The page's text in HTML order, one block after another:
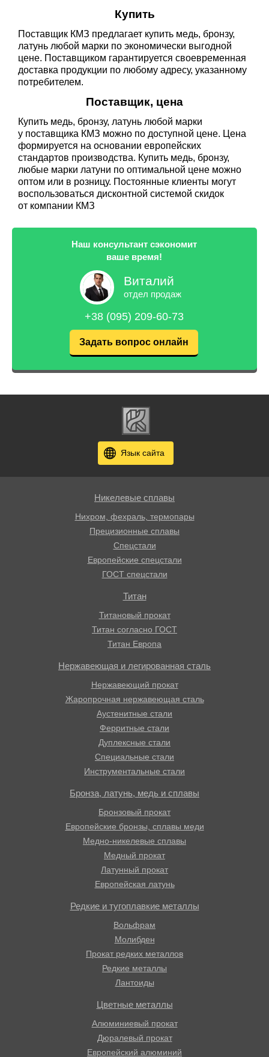
Купить
Поставщик КМЗ предлагает купить медь, бронзу,
латунь любой марки по экономически выгодной
цене. Поставщиком гарантируется своевременная
доставка продукции по любому адресу, указанному
потребителем.
Поставщик, цена
Купить медь, бронзу, латунь любой марки
у поставщика КМЗ можно по доступной цене. Цена
формируется на основании европейских
стандартов производства. Купить медь, бронзу,
любые марки латуни по оптимальной цене можно
оптом или в розницу. Постоянные клиенты могут
воспользоваться дисконтной системой скидок
от компании КМЗ
Наш консультант сэкономит
ваше время!
Виталий
отдел продаж
+38 (095) 209-60-73
Задать вопрос онлайн
Язык сайта
Никелевые сплавы
Нихром, фехраль, термопары
Прецизионные сплавы
Спецстали
Европейские спецстали
ГОСТ спецстали
Титан
Титановый прокат
Титан согласно ГОСТ
Титан Европа
Нержавеющая и легированная сталь
Нержавеющий прокат
Жаропрочная нержавеющая сталь
Аустенитные стали
Ферритные стали
Дуплексные стали
Специальные стали
Инструментальные стали
Бронза, латунь, медь и сплавы
Бронзовый прокат
Европейские бронзы, сплавы меди
Медно-никелевые сплавы
Медный прокат
Латунный прокат
Европейская латунь
Редкие и тугоплавкие металлы
Вольфрам
Молибден
Прокат редких металлов
Редкие металлы
Лантоиды
Цветные металлы
Алюминиевый прокат
Дюралевый прокат
Европейский алюминий